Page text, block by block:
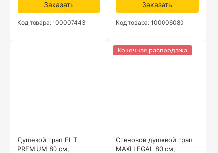
Заказать
Код товара: 100007443
Заказать
Код товара: 100006080
Душевой трап ELIT
PREMIUM 80 см,
Стеновой душевой трап
MAXI LEGAL 80 см,
Конечная распродажа